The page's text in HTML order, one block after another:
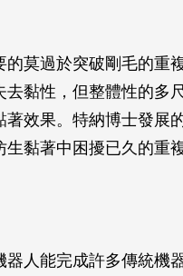
的莫過於突破剛毛的重
去黏性，但整體性的多
著效果。特納博士發展
黏著中困擾已久的重
器人能完成許多傳統機